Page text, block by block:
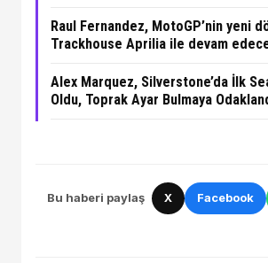
Raul Fernandez, MotoGP’nin yeni
Trackhouse Aprilia ile devam
Alex Marquez, Silverstone’da İlk
Oldu, Toprak Ayar Bulmaya
Bu haberi paylaş X Facebook